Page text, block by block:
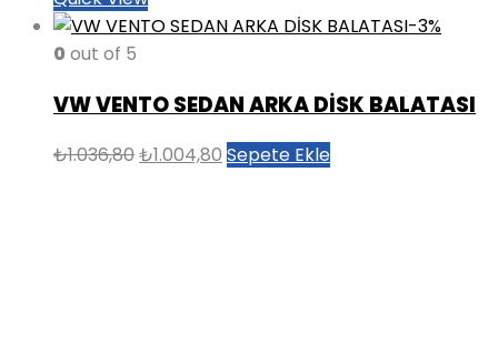
-3%
0 out of 5
VW VENTO SEDAN ARKA DİSK BALATASI
₺1.036,80Orijinal
₺1.004,80 Şu
Sepete Ekle